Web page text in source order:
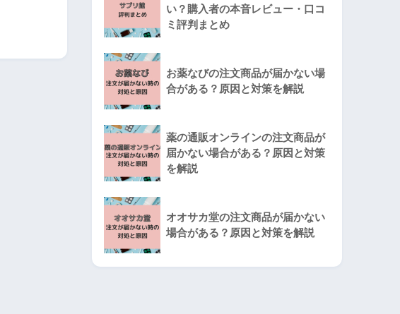
い？購入者の本音レビュー・口コ
ミ評判まとめ
お薬なびの注文商品が届かない場
合がある？原因と対策を解説
薬の通販オンラインの注文商品が
届かない場合がある？原因と対策
を解説
オオサカ堂の注文商品が届かない
場合がある？原因と対策を解説